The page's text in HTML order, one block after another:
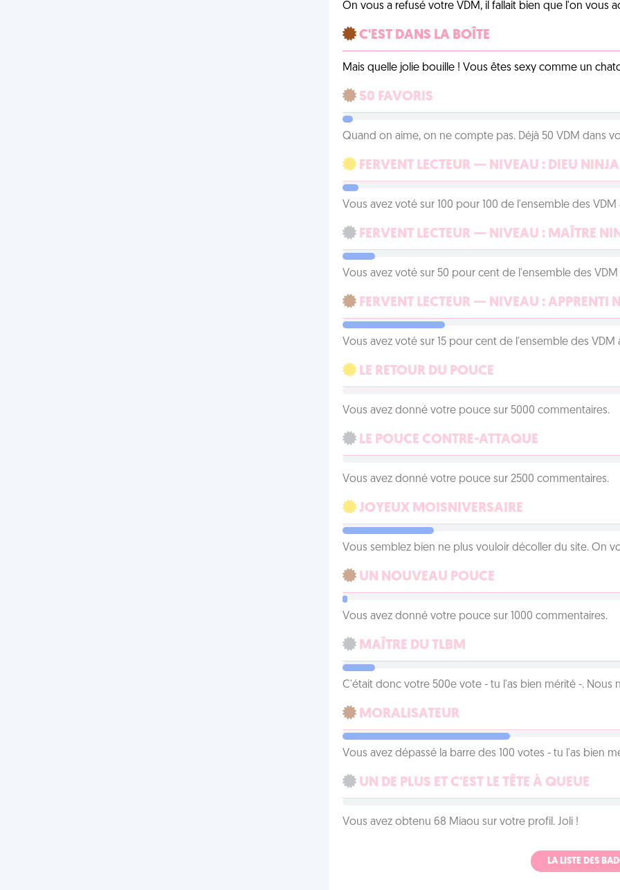
On vous a refusé votre VDM, il fallait bien que l'on vous
C'EST DANS LA BOÎTE
Mais quelle jolie bouille ! Vous êtes sexy comme un
50 FAVORIS
Quand on aime, on ne compte pas. Déjà 50 VDM dans
FERVENT LECTEUR — NIVEAU : DIEU NINJA
Vous avez voté sur 100 pour 100 de l'ensemble des VDM
FERVENT LECTEUR — NIVEAU : MAÎTRE
Vous avez voté sur 50 pour cent de l'ensemble des VDM
FERVENT LECTEUR — NIVEAU : APPRENTI
Vous avez voté sur 15 pour cent de l'ensemble des VDM
LE RETOUR DU POUCE
Vous avez donné votre pouce sur 5000 commentaires.
LE POUCE CONTRE-ATTAQUE
Vous avez donné votre pouce sur 2500 commentaires.
JOYEUX MOISNIVERSAIRE
Vous semblez bien ne plus vouloir décoller du site. On
UN NOUVEAU POUCE
Vous avez donné votre pouce sur 1000 commentaires.
MAÎTRE DU TLBM
C'était donc votre 500e vote - tu l'as bien mérité -. Nous
MORALISATEUR
Vous avez dépassé la barre des 100 votes - tu l'as bien
UN DE PLUS ET C'EST LE TÊTE À QUEUE
Vous avez obtenu 68 Miaou sur votre profil. Joli !
LA LISTE DES